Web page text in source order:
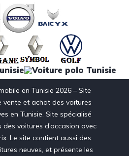
en Tunisie 2026 – Site
vente et achat des voitures
en Tunisie. Site spécialisé
voitures d’occasion avec
Le site contient aussi des
neuves, et présente les